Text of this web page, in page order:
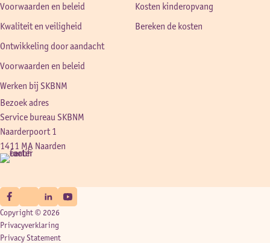
Voorwaarden en beleid
Kwaliteit en veiligheid
Ontwikkeling door aandacht
Voorwaarden en beleid
Werken bij SKBNM
Kosten kinderopvang
Bereken de kosten
Bezoek adres
Service bureau SKBNM
Naarderpoort 1
1411 MA Naarden
Copyright © 2026
Privacyverklaring
Privacy Statement